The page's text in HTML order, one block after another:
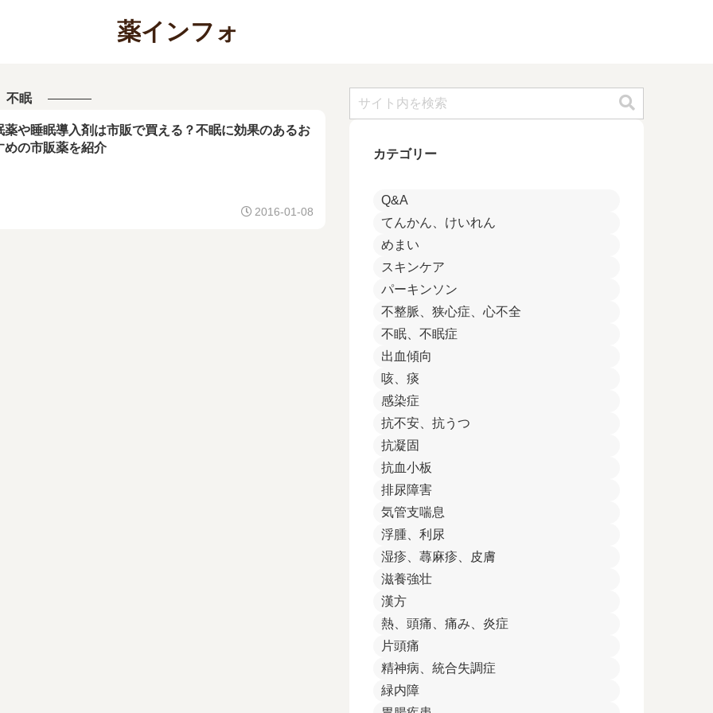
薬インフォ
不眠
薬や睡眠導入剤は市販で買える？不眠に効果のあるお
めの市販薬を紹介
2016-01-08
カテゴリー
Q&A
てんかん、けいれん
めまい
スキンケア
パーキンソン
不整脈、狭心症、心不全
不眠、不眠症
出血傾向
咳、痰
感染症
抗不安、抗うつ
抗凝固
抗血小板
排尿障害
気管支喘息
浮腫、利尿
湿疹、蕁麻疹、皮膚
滋養強壮
漢方
熱、頭痛、痛み、炎症
片頭痛
精神病、統合失調症
緑内障